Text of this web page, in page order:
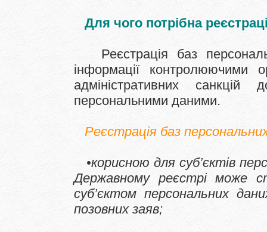
Для чого потрібна
Реєстрація баз
інформації контролюючими
адміністративних санкцій
персональними даними.
Реєстрація баз
•корисною для суб’єктів
Державному реєстрі може
суб’єктом персональних
позовних заяв;